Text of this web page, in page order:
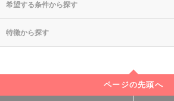
希望する条件から探す
特徴から探す
ページの先頭へ